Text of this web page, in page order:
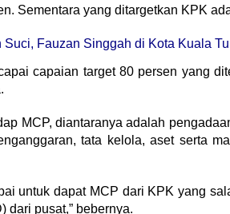
Sementara yang ditargetkan KPK
Fauzan Singgah di Kota Kuala
capaian target 80 persen yang
MCP, diantaranya adalah
tata kelola, aset serta
untuk dapat MCP dari KPK yang
dari pusat,” bebernya.